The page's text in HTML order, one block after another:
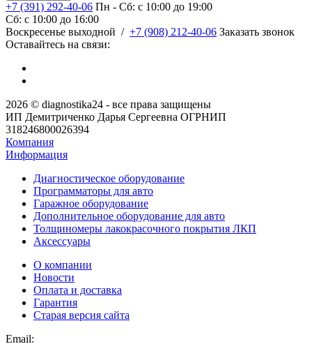
+7 (391) 292-40-06 Пн - Сб: c 10:00 до 19:00
Сб: c 10:00 до 16:00
​Воскресенье выходной / +7 (908) 212-40-06 Заказать звонок
Оставайтесь на связи:
2026 © diagnostika24 - все права защищены
ИП Демитриченко Дарья Сергеевна ОГРНИП
318246800026394
Компания
Информация
Диагностическое оборудование
Программаторы для авто
Гаражное оборудование
Дополнительное оборудование для авто
Толщиномеры лакокрасочного покрытия ЛКП
Аксессуары
О компании
Новости
Оплата и доставка
Гарантия
Старая версия сайта
Email: